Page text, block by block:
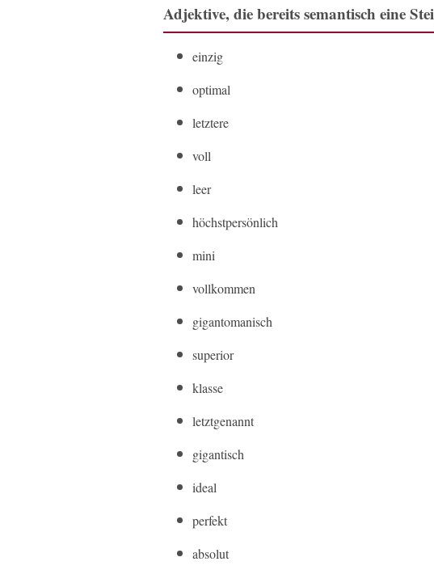
Adjektive, die bereits semantisch eine
einzig
optimal
letztere
voll
leer
höchstpersönlich
mini
vollkommen
gigantomanisch
superior
klasse
letztgenannt
gigantisch
ideal
perfekt
absolut